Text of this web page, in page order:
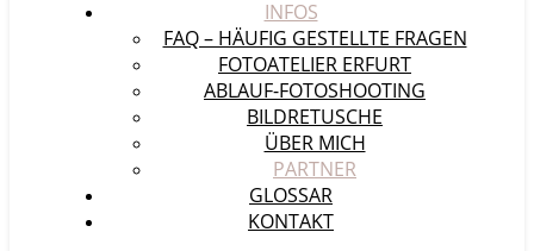
INFOS
FAQ – HÄUFIG GESTELLTE FRAGEN
FOTOATELIER ERFURT
ABLAUF-FOTOSHOOTING
BILDRETUSCHE
ÜBER MICH
PARTNER
GLOSSAR
KONTAKT